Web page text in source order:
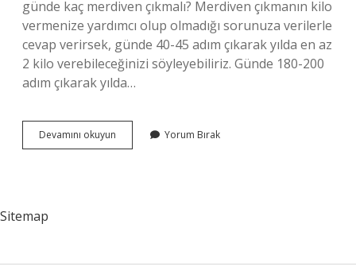
günde kaç merdiven çıkmalı? Merdiven çıkmanın kilo
vermenize yardımcı olup olmadığı sorunuza verilerle
cevap verirsek, günde 40-45 adım çıkarak yılda en az
2 kilo verebileceğinizi söyleyebiliriz. Günde 180-200
adım çıkarak yılda…
Devamını okuyun
Kat
Yorum Bırak
Sitemap